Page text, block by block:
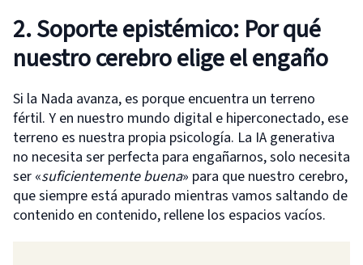
2. Soporte epistémico: Por qué
nuestro cerebro elige el engaño
Si la Nada avanza, es porque encuentra un terreno
fértil. Y en nuestro mundo digital e hiperconectado, ese
terreno es nuestra propia psicología. La IA generativa
no necesita ser perfecta para engañarnos, solo necesita
ser «suficientemente buena» para que nuestro cerebro,
que siempre está apurado mientras vamos saltando de
contenido en contenido, rellene los espacios vacíos.